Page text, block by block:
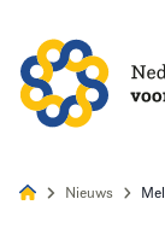
Nieuws